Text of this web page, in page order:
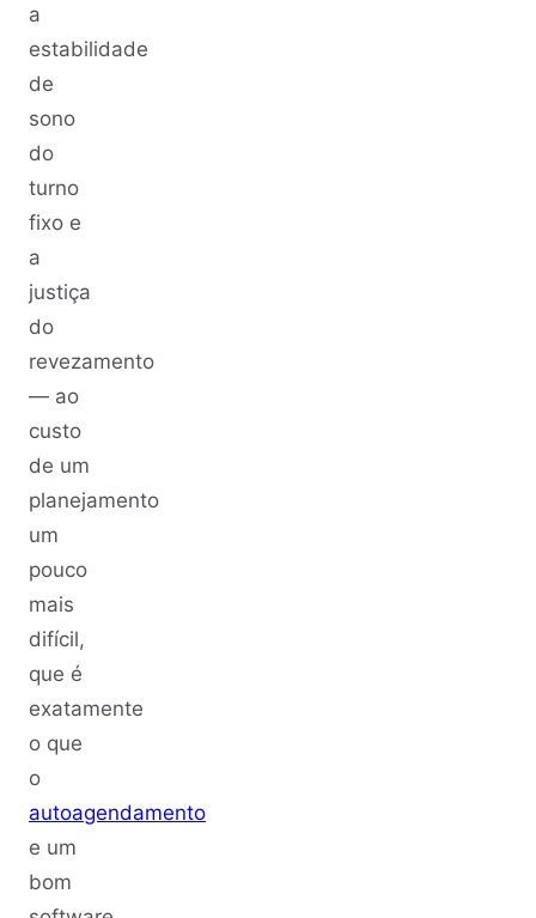
a
estabilidade
de
sono
do
turno
fixo e
a
justiça
do
revezamento
— ao
custo
de um
planejamento
um
pouco
mais
difícil,
que é
exatamente
o que
o
autoagendamento
e um
bom